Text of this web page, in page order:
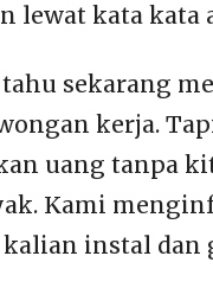
lewat kata kata
sekarang
kerja.
uang tanpa
Kami
instal dan